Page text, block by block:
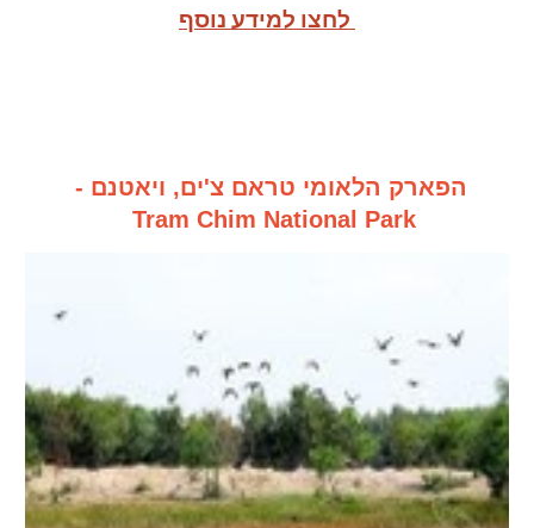
הפארק הלאומי טראם צ'ים, ויאטנם -
Tram Chim National Park